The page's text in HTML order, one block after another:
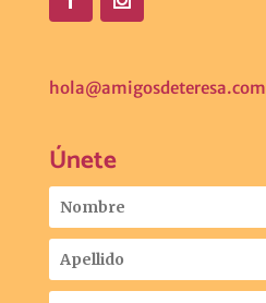
hola@amigosdeteresa.com
Únete